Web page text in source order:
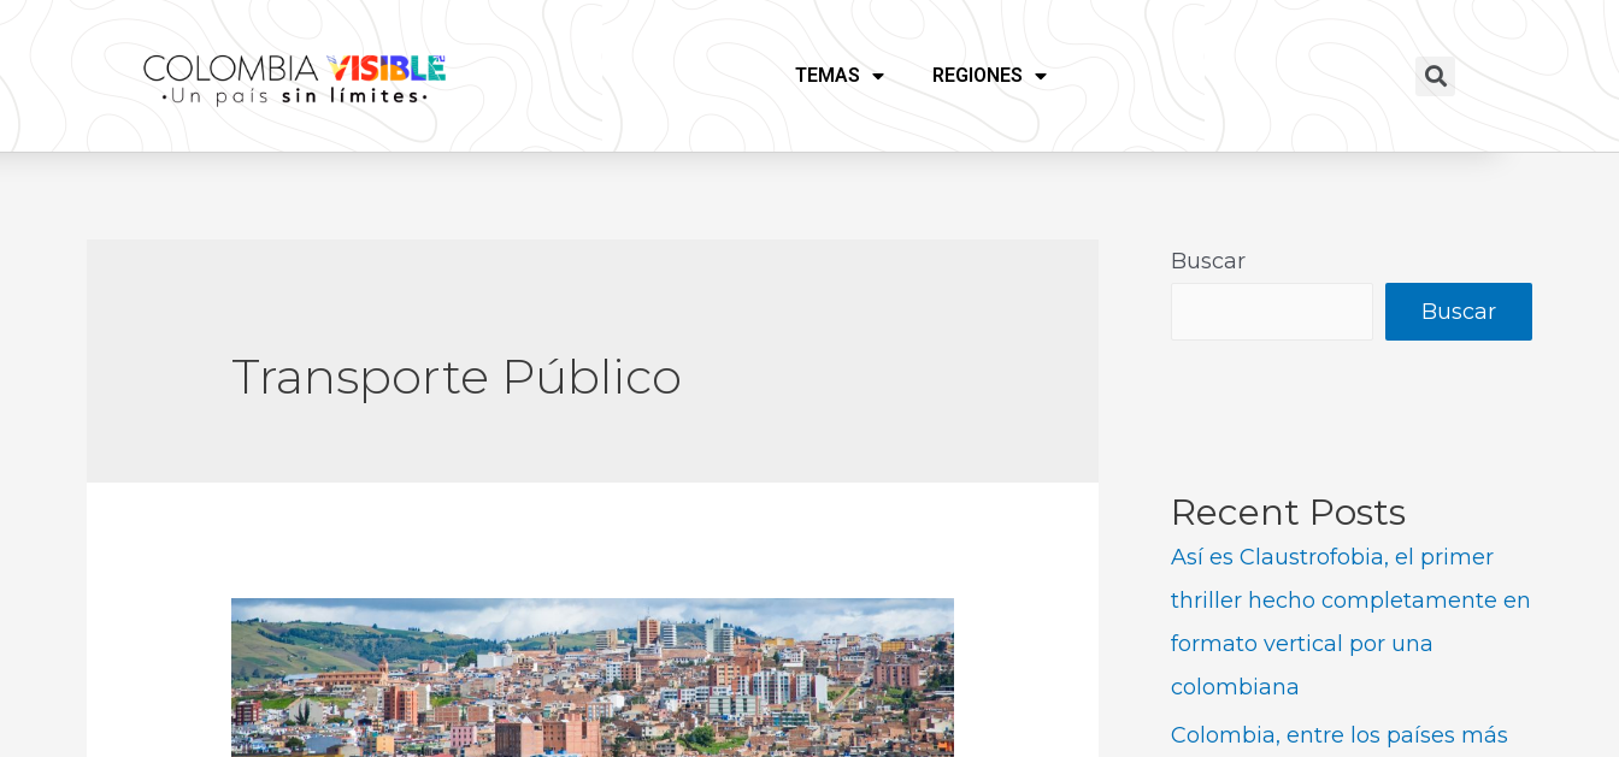
TEMAS REGIONES
Transporte Público
Buscar
Buscar
Recent Posts
Así es Claustrofobia, el primer
thriller hecho completamente en
formato vertical por una
colombiana
Colombia, entre los países más